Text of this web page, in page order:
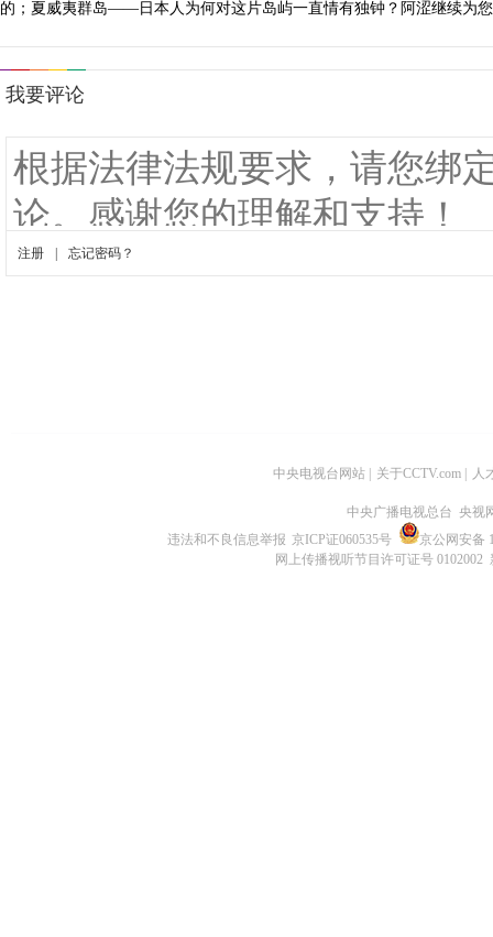
的；夏威夷群岛——日本人为何对这片岛屿一直情有独钟？阿涩继续为
中央电视台网站 关于CCTV.com 人
中央广播电视总台 央视
违法和不良信息举报 京ICP证060535号
京公网安备
网上传播视听节目许可证号 0102002